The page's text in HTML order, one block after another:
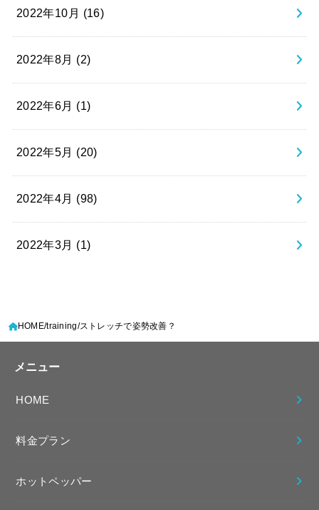
2022年10月 (16)
2022年8月 (2)
2022年6月 (1)
2022年5月 (20)
2022年4月 (98)
2022年3月 (1)
HOME training ストレッチで姿勢改善？
メニュー
HOME
料金プラン
ホットペッパー